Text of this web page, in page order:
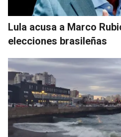
Lula acusa a Marco
elecciones brasileñas